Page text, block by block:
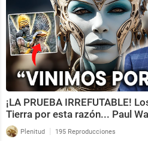
¡LA PRUEBA IRREFUTABLE!
Tierra por esta razón... Paul
Plenitud | 195 Reproducciones